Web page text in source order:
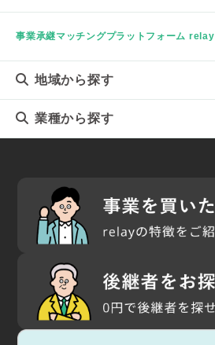
事業承継マッチングプラットフォーム relay
地域から探す
業種から探す